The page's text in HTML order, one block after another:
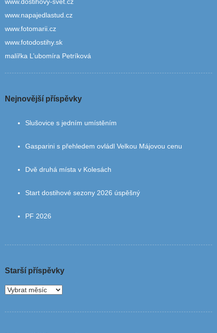
www.napajedlastud.cz
www.fotomarii.cz
www.fotodostihy.sk
malířka L’ubomíra Petríková
Nejnovější příspěvky
Slušovice s jedním umístěním
Gasparini s přehledem ovládl Velkou Májovou cenu
Dvě druhá místa v Kolesách
Start dostihové sezony 2026 úspěšný
PF 2026
Starší příspěvky